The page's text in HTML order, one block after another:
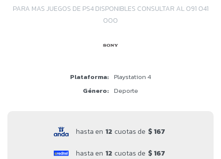
PARA MAS JUEGOS DE PS4 DISPONIBLES CONSULTAR AL 091 041
000
Plataforma
Playstation 4
Género
Deporte
hasta en 12 cuotas de $ 167
hasta en 12 cuotas de $ 167